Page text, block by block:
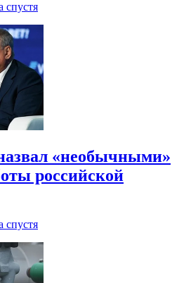
спустя
«необычными»
российской
спустя